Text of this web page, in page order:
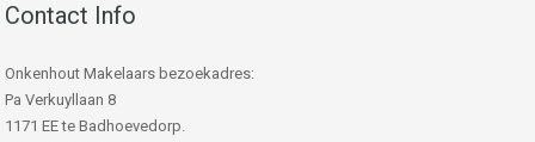
Contact Info
Onkenhout Makelaars bezoekadres:
Pa Verkuyllaan 8
1171 EE te Badhoevedorp.